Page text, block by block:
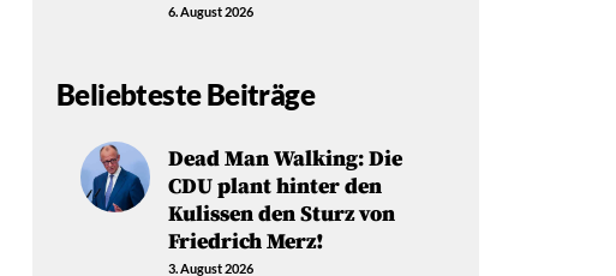
6. August 2026
Beliebteste Beiträge
Dead Man Walking: Die
CDU plant hinter den
Kulissen den Sturz von
Friedrich Merz!
3. August 2026